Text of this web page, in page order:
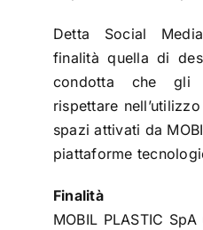
Detta Social
finalità quella di
condotta che gli
rispettare
spazi attivati da
piattaforme
Finalità
MOBIL PLASTIC